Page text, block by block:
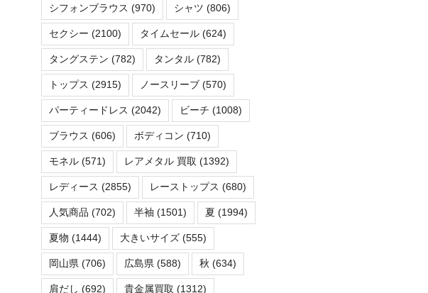
シフォンブラウス (970) シャツ (806)
セクシー (2100) タイムセール(624)
タングステン (782) タンタル(782)
トップス (2915) ノースリーブ(570)
パーティードレス (2042) ビーチ (1008)
ブラウス (606) ボディコン (710)
モネル(571) レアメタル 買取 (1392)
レディース (2855) レーストップス (680)
人気商品 (702) 半袖 (1501) 夏 (1994)
夏物 (1444) 大きいサイズ(555)
岡山県 (706) 広島県 (588) 秋 (634)
肩だし (692) 貴金属買取 (1312)